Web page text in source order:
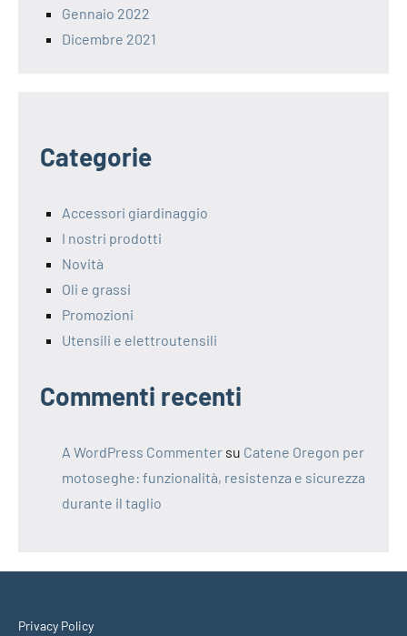
Gennaio 2022
Dicembre 2021
Categorie
Accessori giardinaggio
I nostri prodotti
Novità
Oli e grassi
Promozioni
Utensili e elettroutensili
Commenti recenti
A WordPress Commenter su Catene Oregon per
motoseghe: funzionalità, resistenza e sicurezza
durante il taglio
Privacy Policy